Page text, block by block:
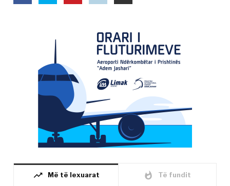
trending_up Më të lexuarat whatshot Të fundit